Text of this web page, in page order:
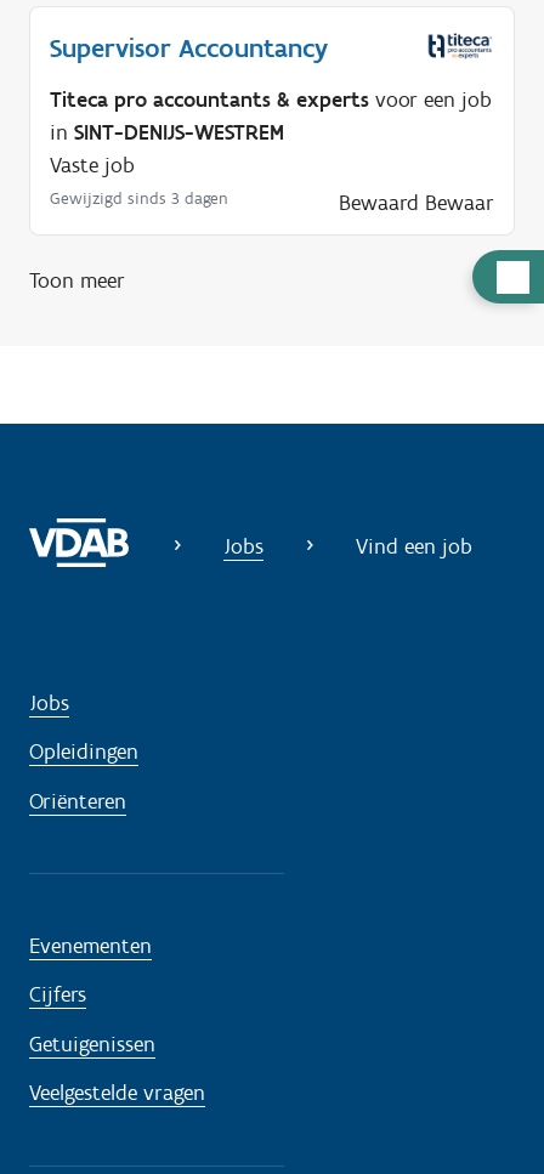
u
Supervisor Accountancy
Titeca pro accountants & experts voor een job
in SINT-DENIJS-WESTREM
Vaste job
Gewijzigd sinds 3 dagen Bewaard Bewaar
Toon meer
Jobs Vind een job
Jobs
Opleidingen
Oriënteren
Evenementen
Cijfers
Getuigenissen
Veelgestelde vragen